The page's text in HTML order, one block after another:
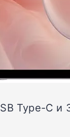
Type-C и